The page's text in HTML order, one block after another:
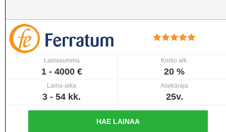
Lainasumma
1 - 4000 €
Korko alk.
20 %
Laina-aika
3 - 54 kk.
Alaikäraja
25v.
HAE LAINAA